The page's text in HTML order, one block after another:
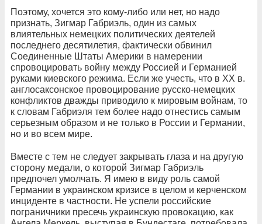
Поэтому, хочется это кому-либо или нет, но надо
признать, Зигмар Габриэль, один из самых
влиятельных немецких политических деятелей
последнего десятилетия, фактически обвинил
Соединенные Штаты Америки в намерении
спровоцировать войну между Россией и Германией
руками киевского режима. Если же учесть, что в ХХ в.
англосаксонское провоцирование русско-немецких
конфликтов дважды приводило к мировым войнам, то
к словам Габриэля тем более надо отнестись самым
серьезным образом и не только в России и Германии,
но и во всем мире.
Вместе с тем не следует закрывать глаза и на другую
сторону медали, о которой Зигмар Габриэль
предпочел умолчать. Я имею в виду роль самой
Германии в украинском кризисе в целом и керченском
инциденте в частности. Не успели российские
пограничники пресечь украинскую провокацию, как